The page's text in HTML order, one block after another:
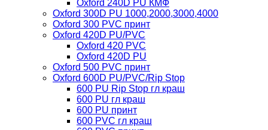
Oxford 240D PU КМФ
Oxford 300D PU 1000,2000,3000,4000
Oxford 300 PVC принт
Oxford 420D PU/PVC
Oxford 420 PVC
Oxford 420D PU
Oxford 500 PVC принт
Oxford 600D PU/PVC/Rip Stop
600 PU Rip Stop гл краш
600 PU гл краш
600 PU принт
600 PVC гл краш